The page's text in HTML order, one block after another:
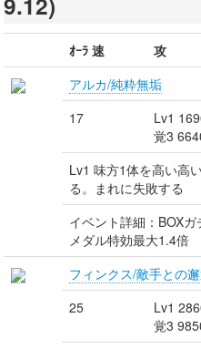
ｵｰﾗ 速 攻
アルカ/純粋無垢
17
Lv1
覚3
Lv1 味方1体を高い高
る。まれに失敗する
イベント詳細：BOXガ
メダル特効最大1.4倍
フィンクス/敵手との
25
Lv1
覚3